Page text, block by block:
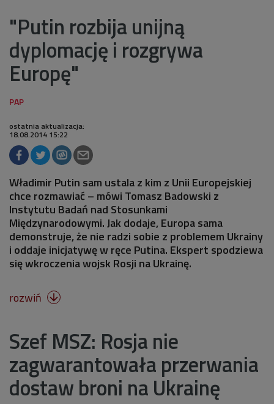
"Putin rozbija unijną
dyplomację i rozgrywa
Europę"
ostatnia aktualizacja:
18.08.2014 15:22
Władimir Putin sam ustala z kim z Unii Europejskiej
chce rozmawiać – mówi Tomasz Badowski z
Instytutu Badań nad Stosunkami
Międzynarodowymi. Jak dodaje, Europa sama
demonstruje, że nie radzi sobie z problemem Ukrainy
i oddaje inicjatywę w ręce Putina. Ekspert spodziewa
się wkroczenia wojsk Rosji na Ukrainę.
rozwiń 
Szef MSZ: Rosja nie
zagwarantowała przerwania
dostaw broni na Ukrainę